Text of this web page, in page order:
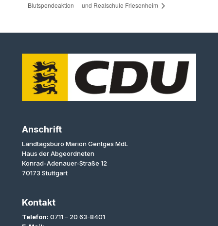
Blutspendeaktion
und Realschule Friesenheim
Anschrift
Landtagsbüro Marion Gentges MdL
Haus der Abgeordneten
Konrad-Adenauer-Straße 12
70173 Stuttgart
Kontakt
Telefon: 0711 – 20 63-8401